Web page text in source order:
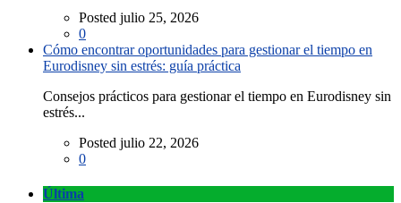
Posted julio 25, 2026
0
Cómo encontrar oportunidades para gestionar el tiempo en
Eurodisney sin estrés: guía práctica
Consejos prácticos para gestionar el tiempo en Eurodisney sin
estrés...
Posted julio 22, 2026
0
Última